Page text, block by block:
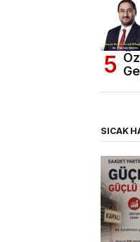
SICAK